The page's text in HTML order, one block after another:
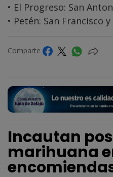
• El Progreso: San
• Petén: San Francisco
Comparte
Incautan
marihuana